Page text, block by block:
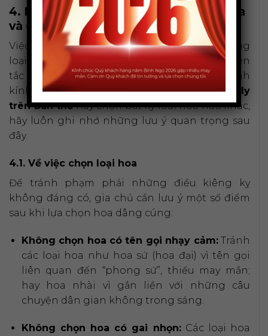
4. Những lưu ý quan trọng khi chọn hoa
và dâng cúng trên bàn thờ
Việc dâng hoa cúng không chỉ là chọn đúng
loại hoa mà còn cần tuân thủ những nguyên
tắc nhất định để thể hiện trọn vẹn lòng thành
kính. Dù bạn quyết địnhcó nên cắm hoa ly
trên bàn thờhay chọn bất kỳ loài hoa nào khác,
hãy luôn ghi nhớ những lưu ý quan trọng sau
đây.
4.1. Về việc chọn loại hoa
Để tránh phạm phải những điều kiêng kỵ
không đáng có, gia chủ cần lưu ý một số điểm
sau khi lựa chọn hoa dâng cúng:
Không chọn hoa có tên gọi nhạy cảm:Tránh
các loại hoa như hoa sứ (hoa đại) vì tên gọi
liên quan đến “phong sứ”, thiếu may mắn;
hay hoa nhài vì gắn liền với những câu
chuyện dân gian không trong sáng.
Không chọn hoa có gai nhọn:Các loại hoa